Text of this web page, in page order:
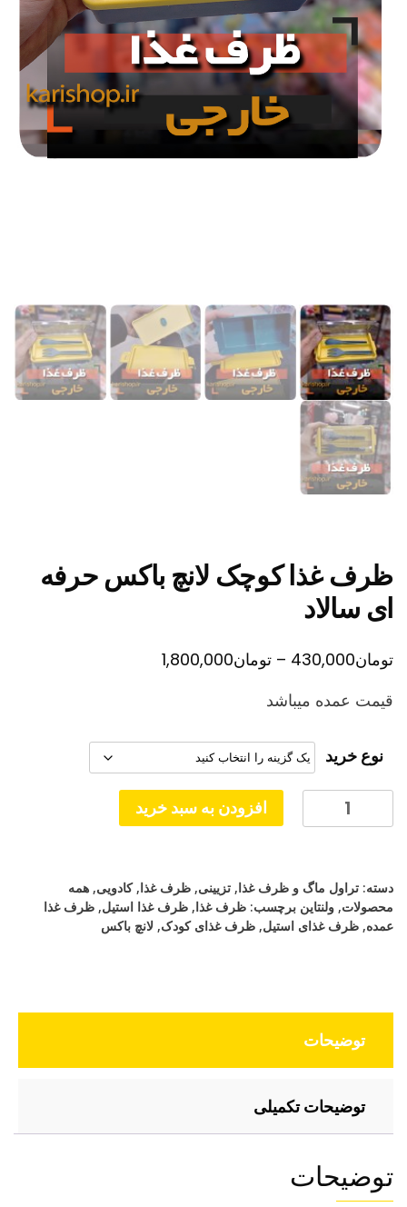
ظرف غذا کوچک لانچ باکس حرفه
ای سالاد
تومان430,000
– تومان1,800,000محدوده
تا
تومان1,800,000
قیمت عمده میباشد
نوع خرید
غذا
باکس
حرفه
افزودن به سبد خرید
دسته: تراول ماگ و ظرف غذا, تزیینی, ظرف غذا,کادویی, همه
محصولات, ولنتاین برچسب: ظرف غذا, ظرف غذا استیل, ظرف غذا
عمده, ظرف غذای استیل, ظرف غذای کودک, لانچ باکس
توضیحات
توضیحات تکمیلی
توضیحات